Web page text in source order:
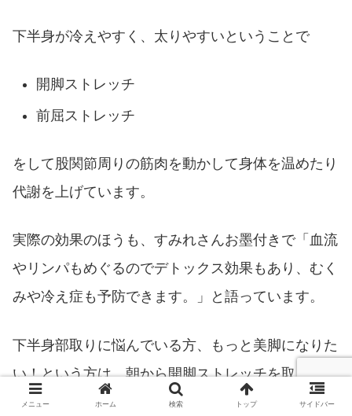
下半身が冷えやすく、太りやすいということで
開脚ストレッチ
前屈ストレッチ
をして股関節周りの筋肉を動かして身体を温めたり
代謝を上げています。
実際の効果のほうも、すみれさんお墨付きで「血流
やリンパもめぐるのでデトックス効果もあり、むく
みや冷え症も予防できます。」と語っています。
下半身部取りに悩んでいる方、もっと美脚になりた
い！という方は、朝から開脚ストレッチを取り入れ
てみてはどうでしょうか？
メニュー ホーム 検索 トップ サイドバー